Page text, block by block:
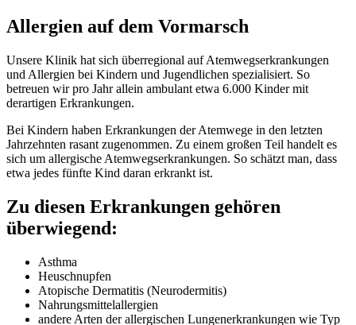
Allergien auf dem Vormarsch
Unsere Klinik hat sich überregional auf Atemwegserkrankungen
und Allergien bei Kindern und Jugendlichen spezialisiert. So
betreuen wir pro Jahr allein ambulant etwa 6.000 Kinder mit
derartigen Erkrankungen.
Bei Kindern haben Erkrankungen der Atemwege in den letzten
Jahrzehnten rasant zugenommen. Zu einem großen Teil handelt es
sich um allergische Atemwegserkrankungen. So schätzt man, dass
etwa jedes fünfte Kind daran erkrankt ist.
Zu diesen Erkrankungen gehören
überwiegend:
Asthma
Heuschnupfen
Atopische Dermatitis (Neurodermitis)
Nahrungsmittelallergien
andere Arten der allergischen Lungenerkrankungen wie Typ